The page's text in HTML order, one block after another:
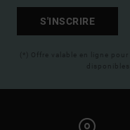
S'INSCRIRE
(*) Offre valable en ligne